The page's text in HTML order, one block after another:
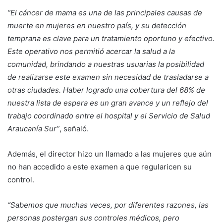
“El cáncer de mama es una de las principales causas de
muerte en mujeres en nuestro país, y su detección
temprana es clave para un tratamiento oportuno y efectivo.
Este operativo nos permitió acercar la salud a la
comunidad, brindando a nuestras usuarias la posibilidad
de realizarse este examen sin necesidad de trasladarse a
otras ciudades. Haber logrado una cobertura del 68% de
nuestra lista de espera es un gran avance y un reflejo del
trabajo coordinado entre el hospital y el Servicio de Salud
Araucanía Sur”, señaló.
Además, el director hizo un llamado a las mujeres que aún
no han accedido a este examen a que regularicen su
control.
“Sabemos que muchas veces, por diferentes razones, las
personas postergan sus controles médicos, pero